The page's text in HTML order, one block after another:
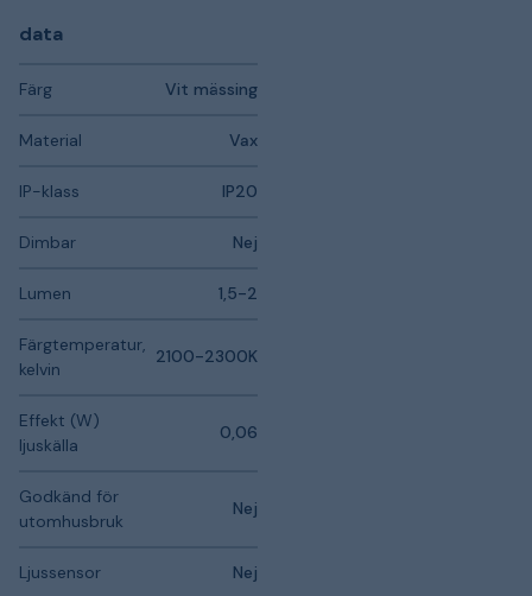
data
Färg Vit mässing
Material Vax
IP-klass IP20
Dimbar Nej
Lumen 1,5-2
Färgtemperatur,
kelvin
2100-2300K
Effekt (W)
ljuskälla
0,06
Godkänd för
utomhusbruk
Nej
Ljussensor Nej